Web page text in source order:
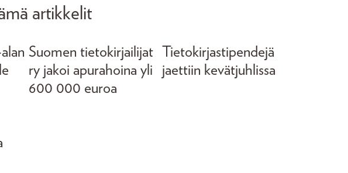
artikkelit
Suomen tietokirjailijat
ry jakoi apurahoina yli
600 000 euroa
Tietokirjastipendejä
jaettiin kevätjuhlissa